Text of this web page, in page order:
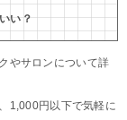
い？
やサロンについて詳
1,000円以下で気軽に